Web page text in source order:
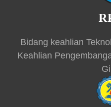
Bidang keahlian
Keahlian